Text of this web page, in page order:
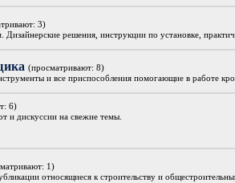
3)
решения, инструкции по установке,
(просматривают: 8)
и все приспособления помогающие в работе
6)
и дискуссии на свежие темы.
1)
относящиеся к строительству и